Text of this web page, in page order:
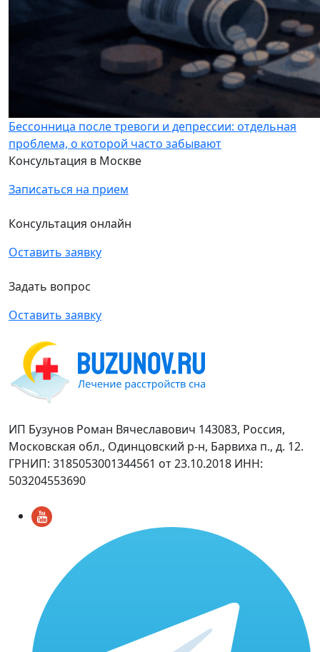
Бессонница после тревоги и депрессии: отдельная
проблема, о которой часто забывают
Консультация в Москве
Записаться на прием
Консультация онлайн
Оставить заявку
Задать вопрос
Оставить заявку
ИП Бузунов Роман Вячеславович 143083, Россия,
Московская обл., Одинцовский р-н, Барвиха п., д. 12.
ГРНИП: 3185053001344561 от 23.10.2018 ИНН:
503204553690